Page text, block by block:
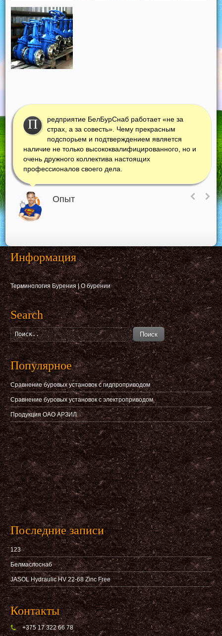
П
редприятие БелБурСнаб работает «не за
страх, а за совесть». Чему прекрасным
подспорьем и подтверждением является
наличие не только высококвалифицированного, но и
очень дружного коллектива настоящих
профессионалов своего дела.
Опыт
Информация
Терминология Бурения|О бурении
Search
Поиск
Популярное
Сравнение буровых установок с гидпроприводом
Сравнение буровых установок с электроприводом
Продукция ОАО АРЗИЛ
Последние записи
123
Белмаслоснаб
JASOL Hydraulic HV 22-68 Zinc Free
Контакты
+375 17 322 66 78